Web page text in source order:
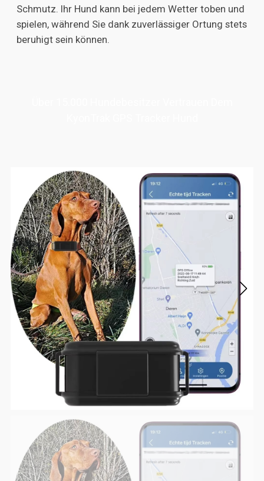
Schmutz. Ihr Hund kann bei jedem Wetter toben und
spielen, während Sie dank zuverlässiger Ortung stets
beruhigt sein können.